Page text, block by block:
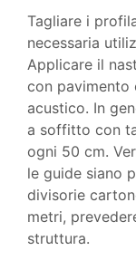
Tagliare i
necessaria
Applicare il
con pavimento
acustico. In
a soffitto con
ogni 50 cm.
le guide siano
divisorie
metri,
struttura.